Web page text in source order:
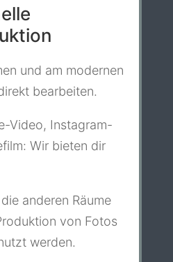
und am modernen
bearbeiten.
Video, Instagram-
Wir bieten dir
anderen Räume
von Fotos
werden.